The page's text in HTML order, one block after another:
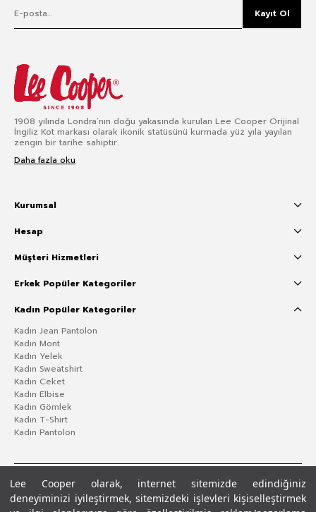
Lee Cooper olarak, internet sitemizde edindiğiniz
deneyiminizi iyileştirmek, sitemizdeki işlevleri kişiselleştirmek
Kayıt Ol
1908 yılında Londra’nın doğu yakasında kurulan Lee Cooper Orijinal
İngiliz Kot markası olarak ikonik statüsünü kurmada yüz yıla yayılan
zengin bir tarihe sahiptir.
Daha fazla oku
Kurumsal
Hesap
Müşteri Hizmetleri
Erkek Popüler Kategoriler
Kadın Popüler Kategoriler
Kadın Jean Pantolon
Kadın Mont
Kadın Yelek
Kadın Sweatshirt
Kadın Ceket
Kadın Elbise
Kadın Gömlek
Kadın T-Shirt
Kadın Pantolon